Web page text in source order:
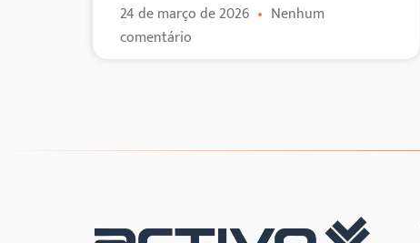
24 de março de 2026
Nenhum
comentário